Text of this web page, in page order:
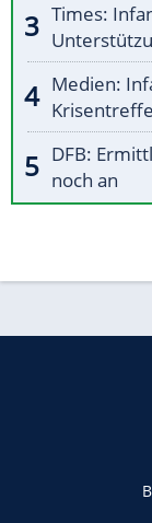
Times:
Medien:
DFB:
noch an